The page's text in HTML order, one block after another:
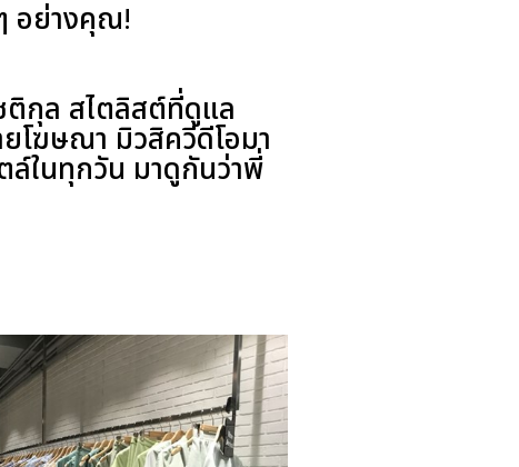
อย่างคุณ!
ติกุล สไตลิสต์ที่ดูแล
ยโฆษณา มิวสิควีดีโอมา
ล์ในทุกวัน มาดูกันว่าพี่